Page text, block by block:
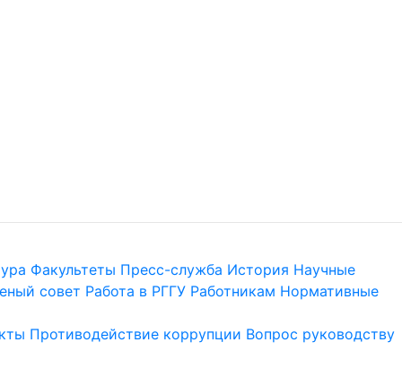
Факультеты Пресс-служба История Научные
совет Работа в РГГУ Работникам Нормативные
Противодействие коррупции Вопрос руководству